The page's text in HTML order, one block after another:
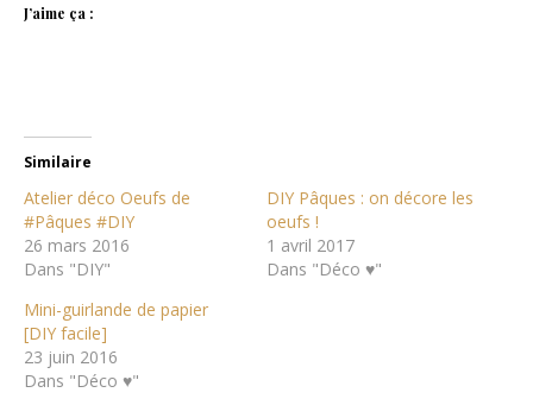
J’aime ça :
Similaire
Atelier déco Oeufs de
#Pâques #DIY
26 mars 2016
Dans "DIY"
DIY Pâques : on décore les
oeufs !
1 avril 2017
Dans "Déco ♥"
Mini-guirlande de papier
[DIY facile]
23 juin 2016
Dans "Déco ♥"